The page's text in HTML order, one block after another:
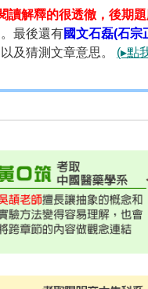
讀解釋的很透徹，後期
最後還有國文石磊(石宗
及猜測文章意思。 (▸點